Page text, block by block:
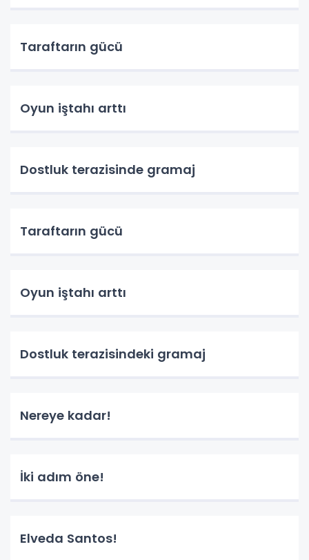
Taraftarın gücü
Oyun iştahı arttı
Dostluk terazisinde gramaj
Taraftarın gücü
Oyun iştahı arttı
Dostluk terazisindeki gramaj
Nereye kadar!
İki adım öne!
Elveda Santos!